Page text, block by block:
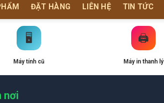
ĐẶT HÀNG LIÊN HỆ TIN TỨC
🖥️
Máy tính cũ
🖨️
Máy in thanh lý
nơi